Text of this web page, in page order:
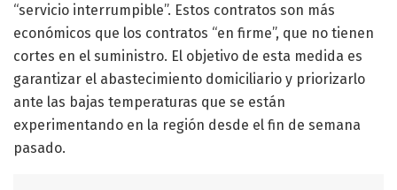
“servicio interrumpible”. Estos contratos son más
económicos que los contratos “en firme”, que no tienen
cortes en el suministro. El objetivo de esta medida es
garantizar el abastecimiento domiciliario y priorizarlo
ante las bajas temperaturas que se están
experimentando en la región desde el fin de semana
pasado.